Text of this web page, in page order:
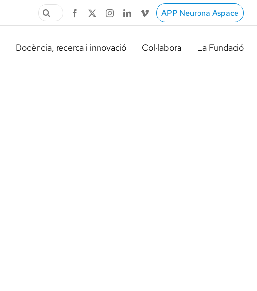
Cerca
…
APP Neurona Aspace
Docència, recerca i innovació Col·labora La Fundació